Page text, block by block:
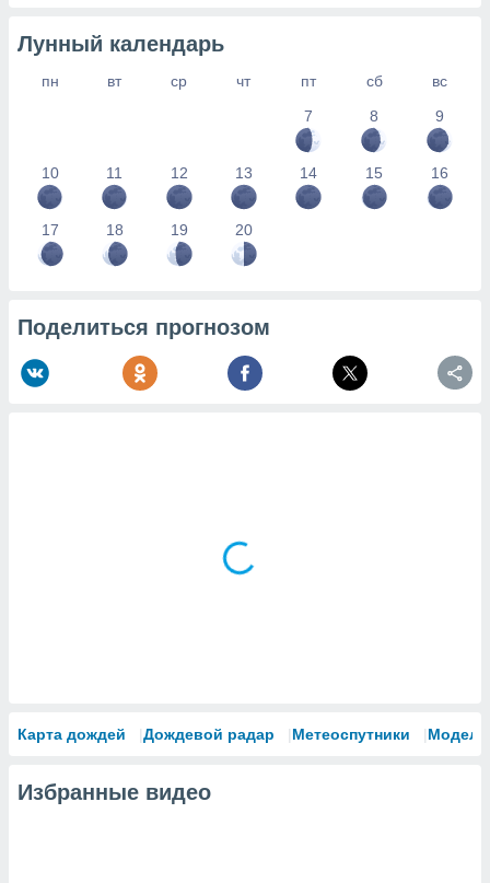
Лунный календарь
пн вт ср чт пт сб
вс
7
8 9
10 11 12 13 14 15 16
17 18 19 20
Поделиться прогнозом
Карта дождей Дождевой радар Метеоспутники Модели
Избранные видео